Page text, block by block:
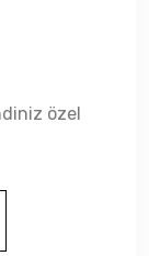
özel